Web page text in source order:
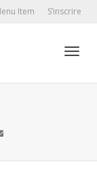
Item S’inscrire